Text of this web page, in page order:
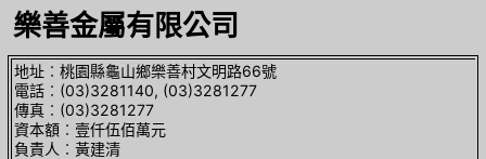
樂善金屬有限公司
地址︰桃園縣龜山鄉樂善村文明路66號
電話︰(03)3281140, (03)3281277
傳真︰(03)3281277
資本額︰壹仟伍佰萬元
負責人︰黃建清